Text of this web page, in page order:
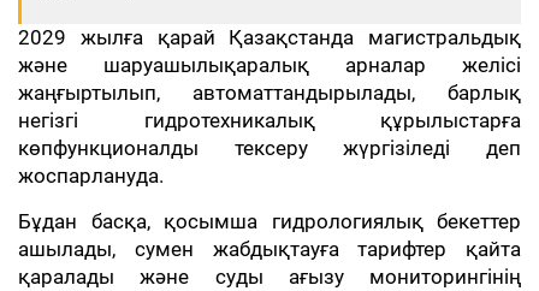
2029 жылға қарай Қазақстанда магистральдық
және шаруашылықаралық арналар желісі
жаңғыртылып, автоматтандырылады, барлық
негізгі гидротехникалық құрылыстарға
көпфункционалды тексеру жүргізіледі деп
жоспарлануда.
Бұдан басқа, қосымша гидрологиялық бекеттер
ашылады, сумен жабдықтауға тарифтер қайта
қаралады және суды ағызу мониторингінің